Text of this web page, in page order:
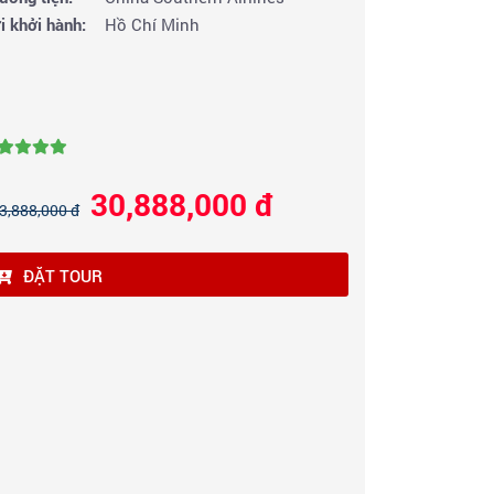
khởi hành:
Hồ Chí Minh
đ 30,888,000 đ
ĐẶT TOUR